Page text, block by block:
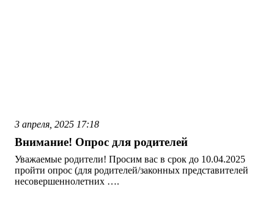
3 апреля, 2025 17:18
Внимание! Опрос для родителей
Уважаемые родители! Просим вас в срок до 10.04.2025
пройти опрос (для родителей/законных представителей
несовершеннолетних ….